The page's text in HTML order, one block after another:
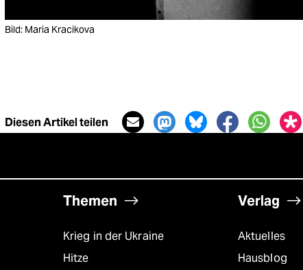
Bild: Maria Kracikova
Diesen Artikel teilen
Themen
Krieg in der Ukraine
Hitze
Verlag
Aktuelles
Hausblog